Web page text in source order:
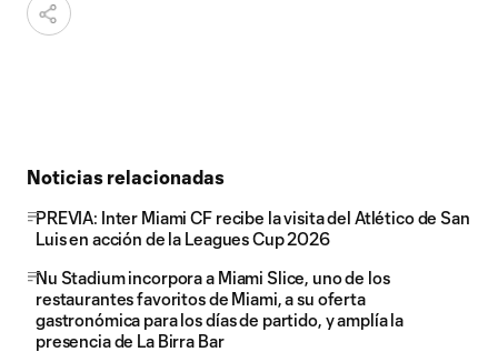
Noticias relacionadas
PREVIA: Inter Miami CF recibe la visita del Atlético de San
Luis en acción de la Leagues Cup 2026
Nu Stadium incorpora a Miami Slice, uno de los
restaurantes favoritos de Miami, a su oferta
gastronómica para los días de partido, y amplía la
presencia de La Birra Bar